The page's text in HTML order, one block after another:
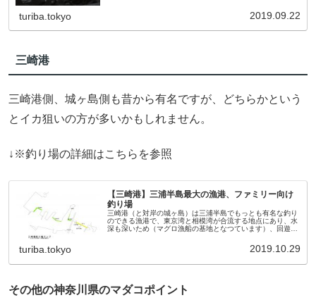
バスやクロダイ、青物の魚影は濃いので中級車にもおすす
め。アクセス方法や駐車場情報も参考にしてください。
turiba.tokyo 2019.09.22
三崎港
三崎港側、城ヶ島側も昔から有名ですが、どちらかという
とイカ狙いの方が多いかもしれません。
↓※釣り場の詳細はこちらを参照
【三崎港】三浦半島最大の漁港、ファミリー向け
釣り場
三崎港（と対岸の城ヶ島）は三浦半島でもっとも有名な釣り
のできる漁港で、東京湾と相模湾が合流する地点にあり、水
深も深いため（マグロ漁船の基地となつています）、回遊魚
場です。投げ釣り、ルアー釣りも可能です。稀にマダイが釣
turiba.tokyo 2019.10.29
その他の神奈川県のマダコポイント